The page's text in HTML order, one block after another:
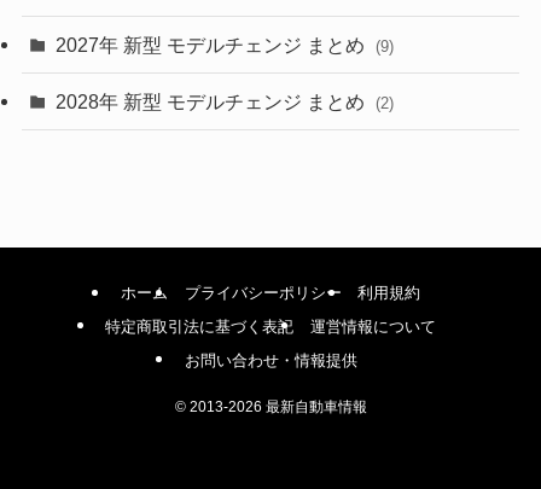
(1)
2027年 新型 モデルチェンジ まとめ (9)
2028年 新型 モデルチェンジ まとめ (2)
ホーム プライバシーポリシー
利用規約
特定商取引法に基づく表記
運営情報について
お問い合わせ・情報提供
©2013-2026 最新自動車情報